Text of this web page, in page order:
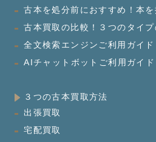
古本を処分前におすすめ！本を
古本買取の比較！３つのタイプ
全文検索エンジンご利用ガイド
AIチャットボットご利用ガイド
３つの古本買取方法
出張買取
宅配買取